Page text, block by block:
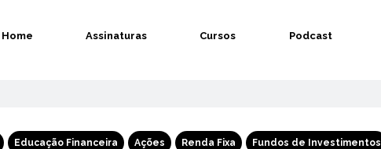
Home Assinaturas Cursos Podcast
Educação Financeira Ações Renda Fixa Fundos de Investimentos